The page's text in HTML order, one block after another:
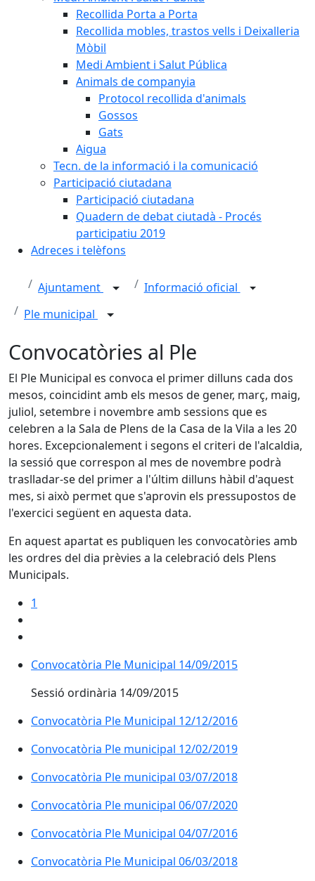
Recollida Porta a Porta
Recollida mobles, trastos vells i Deixalleria
Mòbil
Medi Ambient i Salut Pública
Animals de companyia
Protocol recollida d'animals
Gossos
Gats
Aigua
Tecn. de la informació i la comunicació
Participació ciutadana
Participació ciutadana
Quadern de debat ciutadà - Procés
participatiu 2019
Adreces i telèfons
Ajuntament
Informació oficial
Ple municipal
Convocatòries al Ple
El Ple Municipal es convoca el primer dilluns cada dos
mesos, coincidint amb els mesos de gener, març, maig,
juliol, setembre i novembre amb sessions que es
celebren a la Sala de Plens de la Casa de la Vila a les 20
hores. Excepcionalement i segons el criteri de l'alcaldia,
la sessió que correspon al mes de novembre podrà
traslladar-se del primer a l'últim dilluns hàbil d'aquest
mes, si això permet que s'aprovin els pressupostos de
l'exercici següent en aquesta data.
En aquest apartat es publiquen les convocatòries amb
les ordres del dia prèvies a la celebració dels Plens
Municipals.
1
Convocatòria Ple Municipal 14/09/2015
Sessió ordinària 14/09/2015
Convocatòria Ple Municipal 12/12/2016
Convocatòria Ple municipal 12/02/2019
Convocatòria Ple municipal 03/07/2018
Convocatòria Ple municipal 06/07/2020
Convocatòria Ple Municipal 04/07/2016
Convocatòria Ple Municipal 06/03/2018